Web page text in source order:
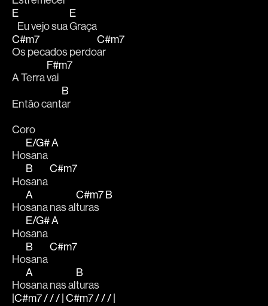
E
   Eu vejo sua
E
Graça
C#m7
Os pecados perdo
C#m7
ar
A Terra
F#m7
vai
Então cant
B
ar
Coro
Ho
E/G#
sana
A
Ho
B
sana
C#m7
Ho
A
sana nas al
C#m7
turas
B
Ho
E/G#
sana
A
Ho
B
sana
C#m7
Ho
A
sana nas al
B
turas
|C#m7 / / / | C#m7 / / / |